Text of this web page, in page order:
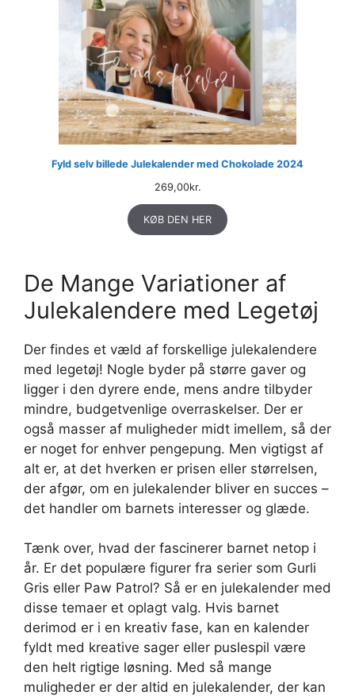
Fyld selv billede Julekalender med Chokolade 2024
269,00kr.
KØB DEN HER
De Mange Variationer af
Julekalendere med Legetøj
Der findes et væld af forskellige julekalendere
med legetøj! Nogle byder på større gaver og
ligger i den dyrere ende, mens andre tilbyder
mindre, budgetvenlige overraskelser. Der er
også masser af muligheder midt imellem, så der
er noget for enhver pengepung. Men vigtigst af
alt er, at det hverken er prisen eller størrelsen,
der afgør, om en julekalender bliver en succes –
det handler om barnets interesser og glæde.
Tænk over, hvad der fascinerer barnet netop i
år. Er det populære figurer fra serier som Gurli
Gris eller Paw Patrol? Så er en julekalender med
disse temaer et oplagt valg. Hvis barnet
derimod er i en kreativ fase, kan en kalender
fyldt med kreative sager eller puslespil være
den helt rigtige løsning. Med så mange
muligheder er der altid en julekalender, der kan